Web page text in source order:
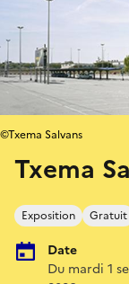
Txema
Exposition Gratuit
Date
Du mardi 1
©Txema Salvans